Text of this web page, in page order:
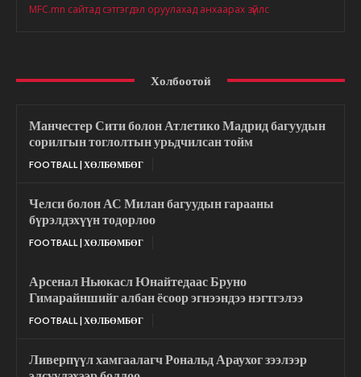
MFC.mn сайтад сэтгэгдэл оруулахад анхаарах зүйлс
Холбоотой
Манчестер Сити болон Атлетико Мадрид багуудын
сорилгын тоглолтын урьдчилсан тойм
FOOTBALL | ХӨЛБӨМБӨГ
Челси болон АС Милан багуудын гарааны
бүрэлдэхүүн тодорлоо
FOOTBALL | ХӨЛБӨМБӨГ
Арсенал Ньюкасл Юнайтедаас Бруно
Гимарайншийг албан ёсоор эгнээндээ нэгтгэлээ
FOOTBALL | ХӨЛБӨМБӨГ
Ливерпүүл хамгаалагч Рональд Араухог зээлээр